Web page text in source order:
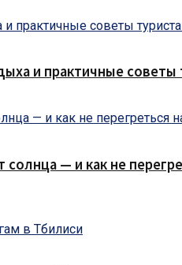
и практичные советы
солнца — и как не